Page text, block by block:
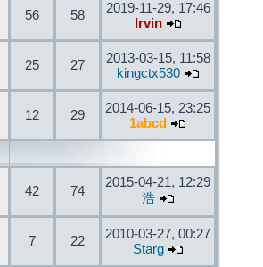
56 58
2019-11-29, 17:46
Irvin
25 27
2013-03-15, 11:58
kingctx530
12 29
2014-06-15, 23:25
1abcd
42 74
2015-04-21, 12:29
浩
7 22
2010-03-27, 00:27
Starg